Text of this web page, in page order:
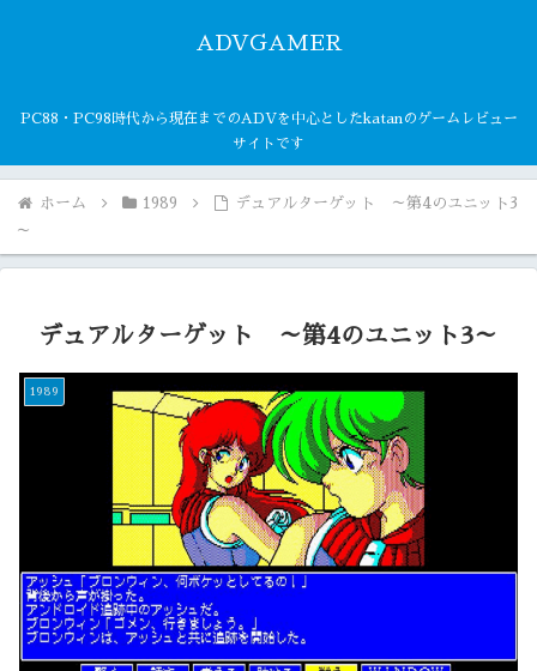
ADVGAMER
PC88・PC98時代から現在までのADVを中心としたkatanのゲームレビュー
サイトです
ホーム 1989
デュアルターゲット ～第4のユニット3
～
デュアルターゲット ～第4のユニット3～
1989